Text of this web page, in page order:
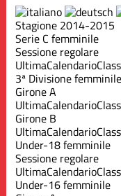
Stagione 2014-2015
Serie C femminile
Sessione regolare
UltimaCalendario
3ª Divisione femminile
Girone A
UltimaCalendario
Girone B
UltimaCalendario
Under-18 femminile
Sessione regolare
UltimaCalendario
Under-16 femminile